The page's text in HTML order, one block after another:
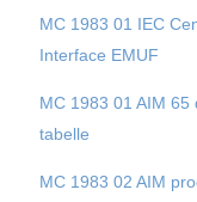
MC 1983 01 IEC
Interface EMUF
MC 1983 01 AIM 65
tabelle
MC 1983 02 AIM